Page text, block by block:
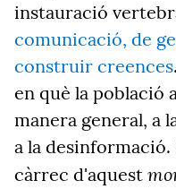
instauració
comunicació, de
construir creences
en què la població
manera general, a
a la
càrrec d'aquest